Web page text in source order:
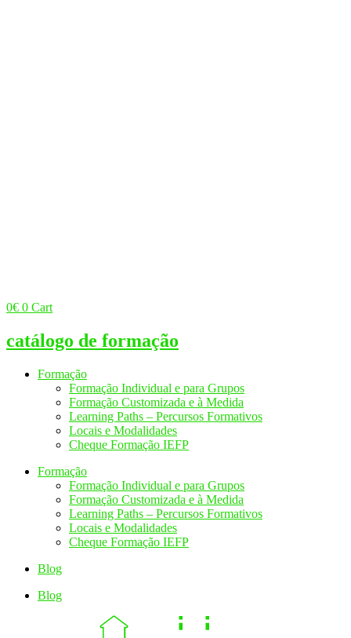
0€ 0 Cart
catálogo de formação
Formação
Formação Individual e para Grupos
Formação Customizada e à Medida
Learning Paths – Percursos Formativos
Locais e Modalidades
Cheque Formação IEFP
Formação
Formação Individual e para Grupos
Formação Customizada e à Medida
Learning Paths – Percursos Formativos
Locais e Modalidades
Cheque Formação IEFP
Blog
Blog